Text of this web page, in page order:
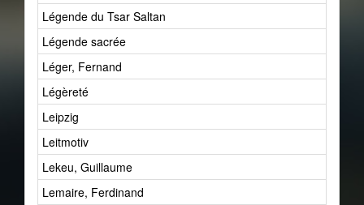
Légende du Tsar Saltan
Légende sacrée
Léger, Fernand
Légèreté
Leipzig
Leitmotiv
Lekeu, Guillaume
Lemaire, Ferdinand